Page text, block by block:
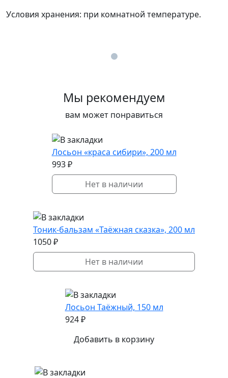
Условия хранения: при комнатной температуре.
Мы рекомендуем
вам может понравиться
Лосьон «краса сибири», 200 мл
993 ₽
Нет в наличии
Тоник-бальзам «Таёжная сказка», 200 мл
1050 ₽
Нет в наличии
Лосьон Таёжный, 150 мл
924 ₽
Добавить в корзину